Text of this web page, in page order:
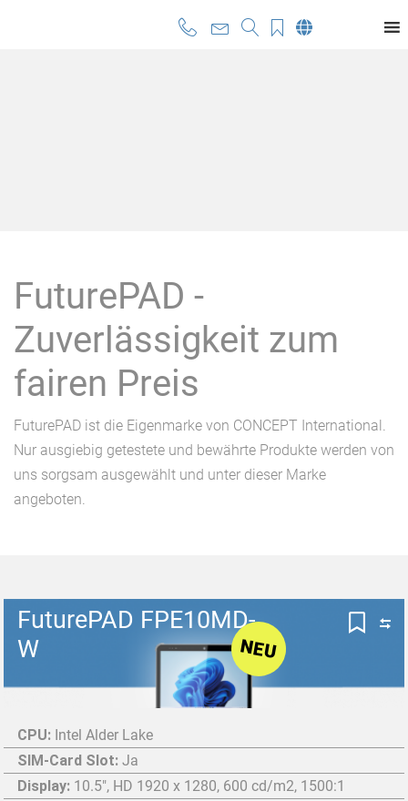
FuturePAD -
Zuverlässigkeit zum
fairen Preis
FuturePAD ist die Eigenmarke von CONCEPT International.
Nur ausgiebig getestete und bewährte Produkte werden von
uns sorgsam ausgewählt und unter dieser Marke
angeboten.
FuturePAD FPE10MD-
W
NEU
CPU: Intel Alder Lake
SIM-Card Slot: Ja
Display: 10.5", HD 1920 x 1280, 600 cd/m2, 1500:1